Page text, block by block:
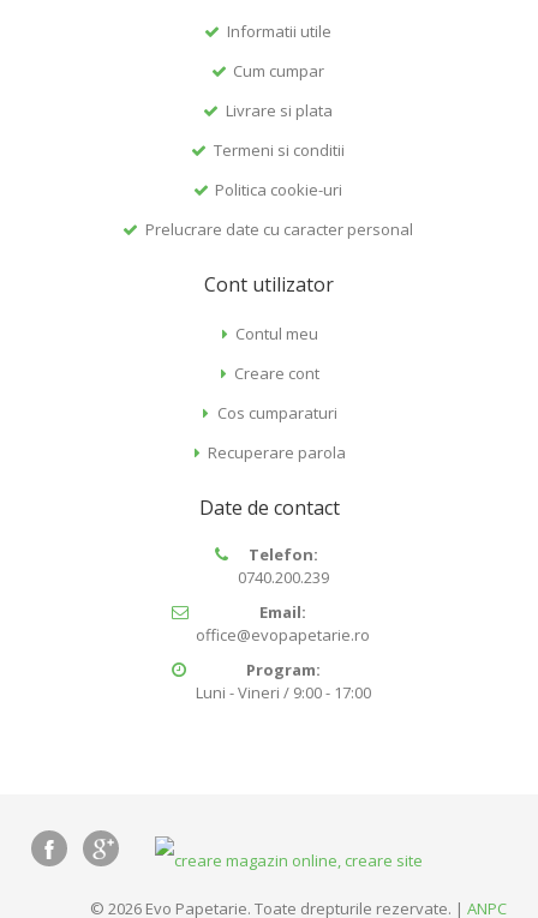
Informatii utile
Cum cumpar
Livrare si plata
Termeni si conditii
Politica cookie-uri
Prelucrare date cu caracter personal
Cont utilizator
Contul meu
Creare cont
Cos cumparaturi
Recuperare parola
Date de contact
Telefon:
0740.200.239
Email:
office@evopapetarie.ro
Program:
Luni - Vineri / 9:00 - 17:00
© 2026 Evo Papetarie. Toate drepturile rezervate. | ANPC